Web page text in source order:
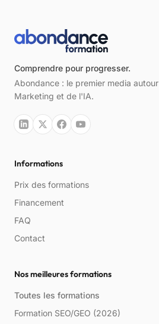
Comprendre pour progresser.
Abondance : le premier media
Marketing et de l'IA.
Informations
Prix des formations
Financement
FAQ
Contact
Nos meilleures formations
Toutes les formations
Formation SEO/GEO (2026)